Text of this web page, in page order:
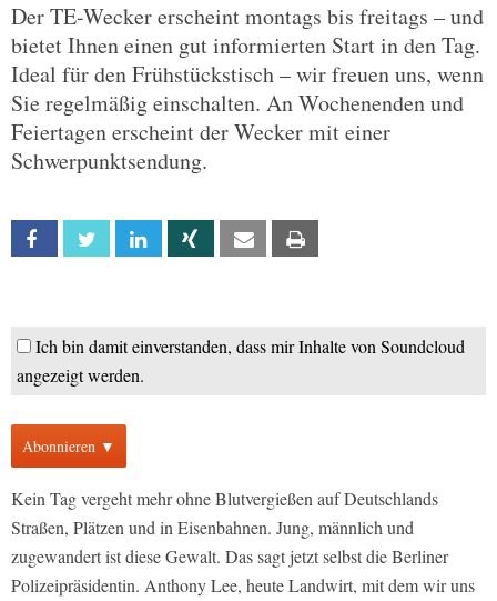
Der TE-Wecker erscheint montags bis freitags – und
bietet Ihnen einen gut informierten Start in den Tag.
Ideal für den Frühstückstisch – wir freuen uns, wenn
Sie regelmäßig einschalten. An Wochenenden und
Feiertagen erscheint der Wecker mit einer
Schwerpunktsendung.
Facebook Twitter Linkedin Xing Email
Ich bin damit einverstanden, dass mir Inhalte von Soundcloud
angezeigt werden.
Abonnieren ▼
Kein Tag vergeht mehr ohne Blutvergießen auf Deutschlands
Straßen, Plätzen und in Eisenbahnen. Jung, männlich und
zugewandert ist diese Gewalt. Das sagt jetzt selbst die Berliner
Polizeipräsidentin. Anthony Lee, heute Landwirt, mit dem wir uns